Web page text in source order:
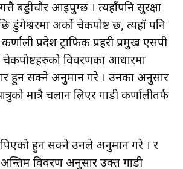
बड्डीचौर आइपुग्छ । त्यहाँपनि सुरक्षा
डुंगेश्वरमा अर्को चेकपोष्ट छ, त्यहाँ पनि
प्रदेश ट्राफिक प्रहरी प्रमुख एसपी
विवरणका आधारमा
हुन सक्ने अनुमान गरे । उनका अनुसार
मात्रै चलान लिएर गाडी कर्णालीतर्फ
हुन सक्ने उनले अनुमान गरे । र
विवरण अनुसार उक्त गाडी